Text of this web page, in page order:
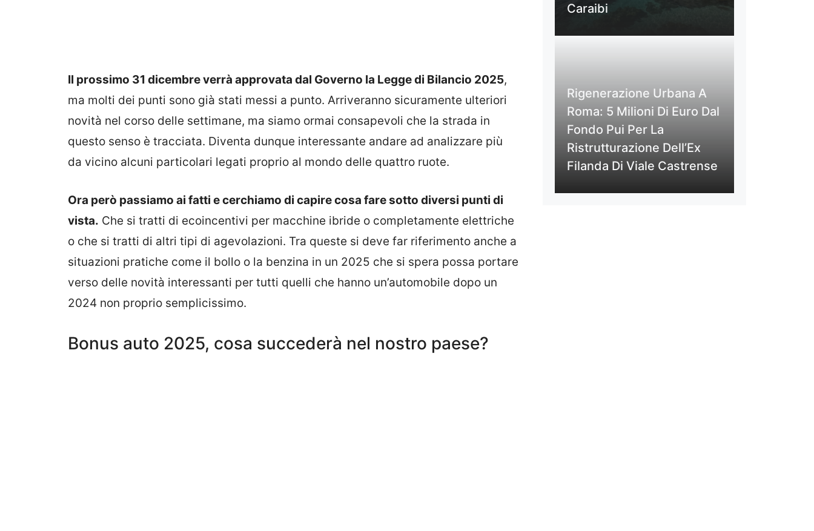
Il prossimo 31 dicembre verrà approvata dal Governo la Legge di Bilancio 2025,
ma molti dei punti sono già stati messi a punto. Arriveranno sicuramente ulteriori
novità nel corso delle settimane, ma siamo ormai consapevoli che la strada in
questo senso è tracciata. Diventa dunque interessante andare ad analizzare più
da vicino alcuni particolari legati proprio al mondo delle quattro ruote.
Ora però passiamo ai fatti e cerchiamo di capire cosa fare sotto diversi punti di
vista. Che si tratti di ecoincentivi per macchine ibride o completamente elettriche
o che si tratti di altri tipi di agevolazioni. Tra queste si deve far riferimento anche a
situazioni pratiche come il bollo o la benzina in un 2025 che si spera possa portare
verso delle novità interessanti per tutti quelli che hanno un’automobile dopo un
2024 non proprio semplicissimo.
Bonus auto 2025, cosa succederà nel nostro paese?
Caraibi
Rigenerazione Urbana A
Roma: 5 Milioni Di Euro Dal
Fondo Pui Per La
Ristrutturazione Dell’Ex
Filanda Di Viale Castrense